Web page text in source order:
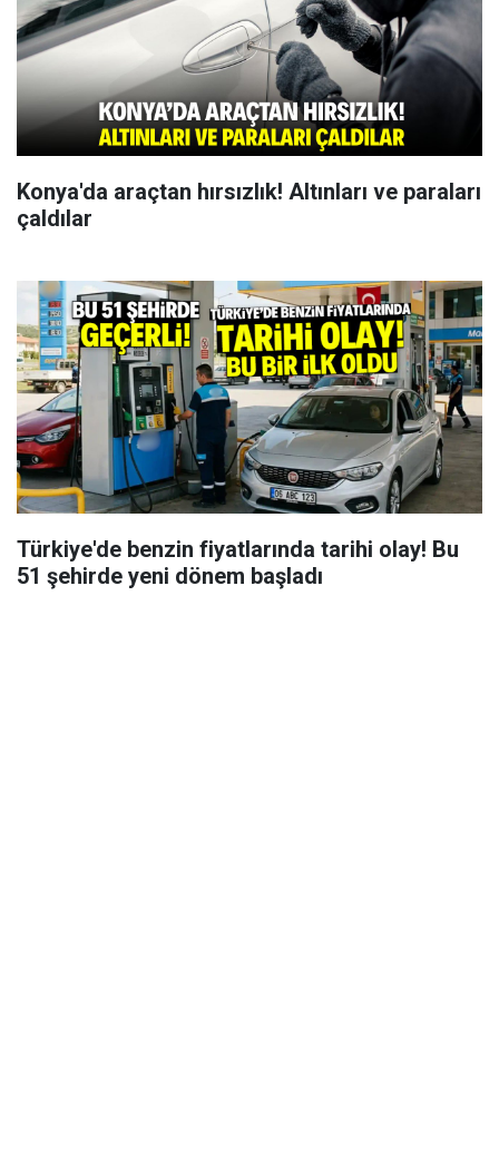
Konya'da araçtan hırsızlık! Altınları ve paraları
çaldılar
Türkiye'de benzin fiyatlarında tarihi olay! Bu
51 şehirde yeni dönem başladı